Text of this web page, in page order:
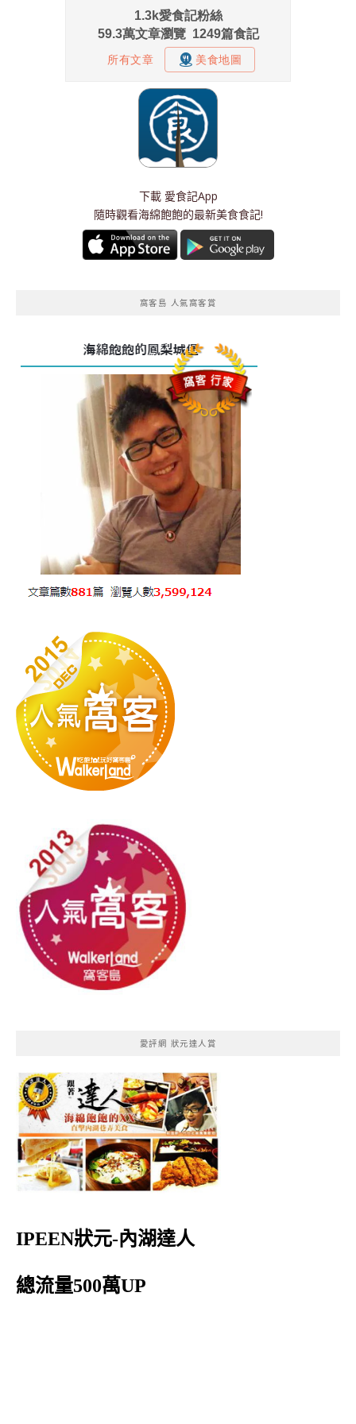
下載 愛食記App
隨時觀看海綿飽飽的最新美食食記!
窩客島 人氣窩客賞
愛評網 狀元達人賞
IPEEN狀元-內湖達人
總流量500萬UP